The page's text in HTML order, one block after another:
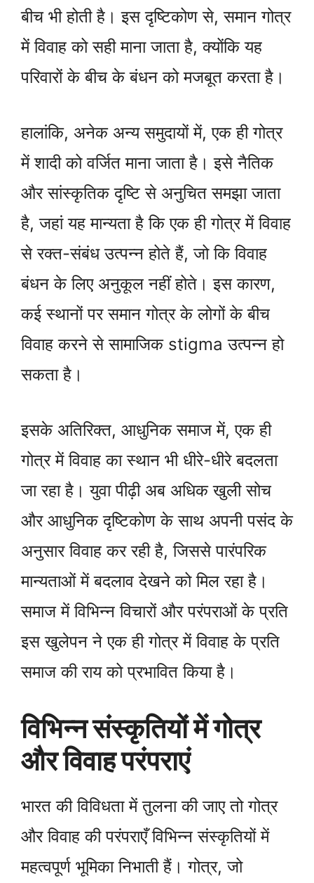
बीच भी होती है। इस दृष्टिकोण से, समान गोत्र
में विवाह को सही माना जाता है, क्योंकि यह
परिवारों के बीच के बंधन को मजबूत करता है।
हालांकि, अनेक अन्य समुदायों में, एक ही गोत्र
में शादी को वर्जित माना जाता है। इसे नैतिक
और सांस्कृतिक दृष्टि से अनुचित समझा जाता
है, जहां यह मान्यता है कि एक ही गोत्र में विवाह
से रक्त-संबंध उत्पन्न होते हैं, जो कि विवाह
बंधन के लिए अनुकूल नहीं होते। इस कारण,
कई स्थानों पर समान गोत्र के लोगों के बीच
विवाह करने से सामाजिक stigma उत्पन्न हो
सकता है।
इसके अतिरिक्त, आधुनिक समाज में, एक ही
गोत्र में विवाह का स्थान भी धीरे-धीरे बदलता
जा रहा है। युवा पीढ़ी अब अधिक खुली सोच
और आधुनिक दृष्टिकोण के साथ अपनी पसंद के
अनुसार विवाह कर रही है, जिससे पारंपरिक
मान्यताओं में बदलाव देखने को मिल रहा है।
समाज में विभिन्न विचारों और परंपराओं के प्रति
इस खुलेपन ने एक ही गोत्र में विवाह के प्रति
समाज की राय को प्रभावित किया है।
विभिन्न संस्कृतियों में गोत्र
और विवाह परंपराएं
भारत की विविधता में तुलना की जाए तो गोत्र
और विवाह की परंपराएँ विभिन्न संस्कृतियों में
महत्वपूर्ण भूमिका निभाती हैं। गोत्र, जो